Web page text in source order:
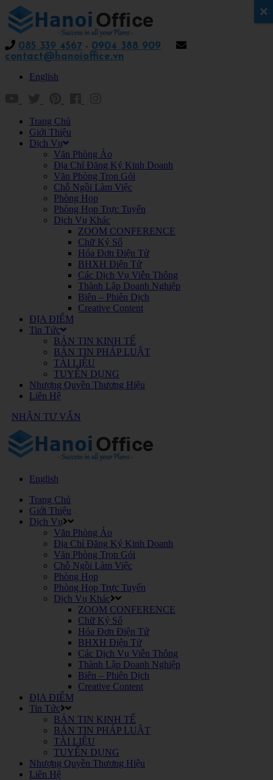
085 339 4567 - 0904 388 909
contact@hanoioffice.vn
English
Trang Chủ
Giới Thiệu
Dịch Vụ
Văn Phòng Ảo
Địa Chỉ Đăng Ký Kinh Doanh
Văn Phòng Trọn Gói
Chỗ Ngồi Làm Việc
Phòng Họp
Phòng Họp Trực Tuyến
Dịch Vụ Khác
ZOOM CONFERENCE
Chữ Ký Số
Hóa Đơn Điện Tử
BHXH Điện Tử
Các Dịch Vụ Viễn Thông
Thành Lập Doanh Nghiệp
Biên – Phiên Dịch
Creative Content
ĐỊA ĐIỂM
Tin Tức
BẢN TIN KINH TẾ
BẢN TIN PHÁP LUẬT
TÀI LIỆU
TUYỂN DỤNG
Nhượng Quyền Thương Hiệu
Liên Hệ
NHẬN TƯ VẤN
English
Trang Chủ
Giới Thiệu
Dịch Vụ
Văn Phòng Ảo
Địa Chỉ Đăng Ký Kinh Doanh
Văn Phòng Trọn Gói
Chỗ Ngồi Làm Việc
Phòng Họp
Phòng Họp Trực Tuyến
Dịch Vụ Khác
ZOOM CONFERENCE
Chữ Ký Số
Hóa Đơn Điện Tử
BHXH Điện Tử
Các Dịch Vụ Viễn Thông
Thành Lập Doanh Nghiệp
Biên – Phiên Dịch
Creative Content
ĐỊA ĐIỂM
Tin Tức
BẢN TIN KINH TẾ
BẢN TIN PHÁP LUẬT
TÀI LIỆU
TUYỂN DỤNG
Nhượng Quyền Thương Hiệu
Liên Hệ
x